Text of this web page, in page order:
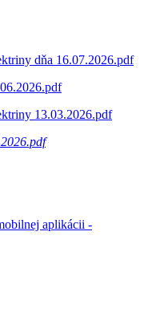
dňa 16.07.2026.pdf
13.03.2026.pdf
aplikácii -